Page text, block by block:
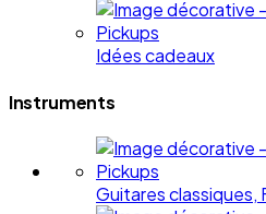
Idées cadeaux
Instruments
Guitares classiques,